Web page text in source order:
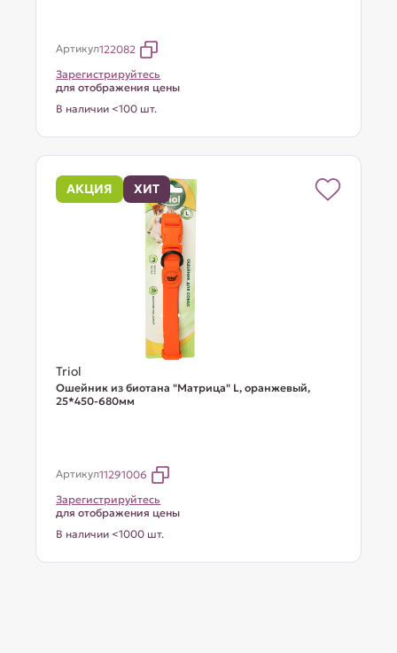
Артикул122082
Зарегистрируйтесь
для отображения цены
В наличии <100 шт.
АКЦИЯ ХИТ
Triol
Ошейник из биотана "Матрица" L, оранжевый,
25*450-680мм
Артикул11291006
Зарегистрируйтесь
для отображения цены
В наличии <1000 шт.